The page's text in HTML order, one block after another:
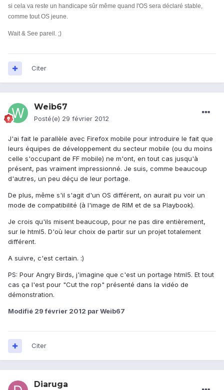
si cela va reste un handicape sûr même quand l'OS sera déclaré stable,
comme tout OS jeune.
Wait & See pareil. ;)
Citer
Weib67
Posté(e) 29 février 2012
J'ai fait le parallèle avec Firefox mobile pour introduire le fait que
leurs équipes de développement du secteur mobile (ou du moins
celle s'occupant de FF mobile) ne m'ont, en tout cas jusqu'à
présent, pas vraiment impressionné. Je suis, comme beaucoup
d'autres, un peu déçu de leur portage.
De plus, même s'il s'agit d'un OS différent, on aurait pu voir un
mode de compatibilité (à l'image de RIM et de sa Playbook).
Je crois qu'ils misent beaucoup, pour ne pas dire entièrement,
sur le html5. D'où leur choix de partir sur un projet totalement
différent.
A suivre, c'est certain. :)
PS: Pour Angry Birds, j'imagine que c'est un portage html5. Et tout
cas ça l'est pour "Cut the rop" présenté dans la vidéo de
démonstration.
Modifié 29 février 2012 par Weib67
Citer
Diaruga